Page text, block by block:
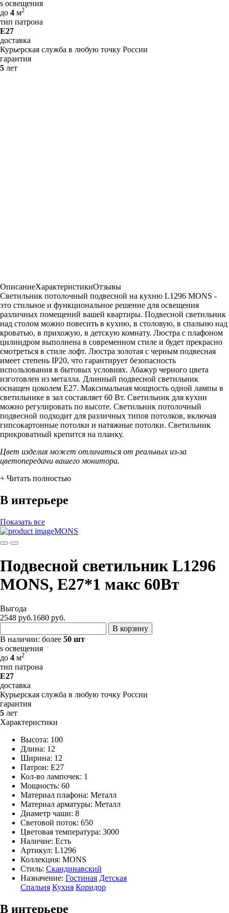
s освещения
до 4 м2
тип патрона
E27
доставка
Курьерская служба в любую точку России
гарантия
5 лет
ОписаниеХарактеристикиОтзывы
Светильник потолочный подвесной на кухню L1296 MONS -
это стильное и функциональное решение для освещения
различных помещений вашей квартиры. Подвесной светильник
над столом можно повесить в кухню, в столовую, в спальню над
кроватью, в прихожую, в детскую комнату. Люстра с плафоном
цилиндром выполнена в современном стиле и будет прекрасно
смотреться в стиле лофт. Люстра золотая с черным подвесная
имеет степень IP20, что гарантирует безопасность
использования в бытовых условиях. Абажур черного цвета
изготовлен из металла. Длинный подвесной светильник
оснащен цоколем Е27. Максимальная мощность одной лампы в
светильнике в зал составляет 60 Вт. Светильник для кухни
можно регулировать по высоте. Светильник потолочный
подвесной подходит для различных типов потолков, включая
гипсокартонные потолки и натяжные потолки. Светильник
прикроватный крепится на планку.
Цвет изделия может отличаться от реальных из-за
цветопередачи вашего монитора.
+ Читать полностью
В интерьере
Показать все
MONS
Подвесной светильник L1296
MONS, Е27*1 макс 60Вт
Выгода
2548 руб.1680 руб.
В корзину
В наличии: более 50 шт
s освещения
до 4 м2
тип патрона
E27
доставка
Курьерская служба в любую точку России
гарантия
5 лет
Характеристики
Высота: 100
Длина: 12
Ширина: 12
Патрон: E27
Кол-во лампочек: 1
Мощность: 60
Материал плафона: Металл
Материал арматуры: Металл
Диаметр чаши: 8
Световой поток: 650
Цветовая температура: 3000
Наличие: Есть
Артикул: L1296
Коллекция: MONS
Стиль: Скандинавский
Назначение: Гостиная Детская
Спальня Кухня Коридор
В интерьере